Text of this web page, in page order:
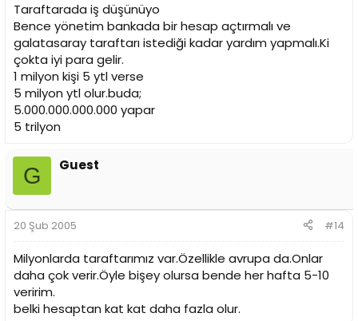
Taraftarada iş düşünüyo
Bence yönetim bankada bir hesap açtırmalı ve
galatasaray taraftarı istediği kadar yardım yapmalı.Ki
çokta iyi para gelir.
1 milyon kişi 5 ytl verse
5 milyon ytl olur.buda;
5.000.000.000.000 yapar
5 trilyon
G Guest
20 Şub 2005 #14
Milyonlarda taraftarımız var.Özellikle avrupa da.Onlar
daha çok verir.Öyle bişey olursa bende her hafta 5-10
veririm.
belki hesaptan kat kat daha fazla olur.